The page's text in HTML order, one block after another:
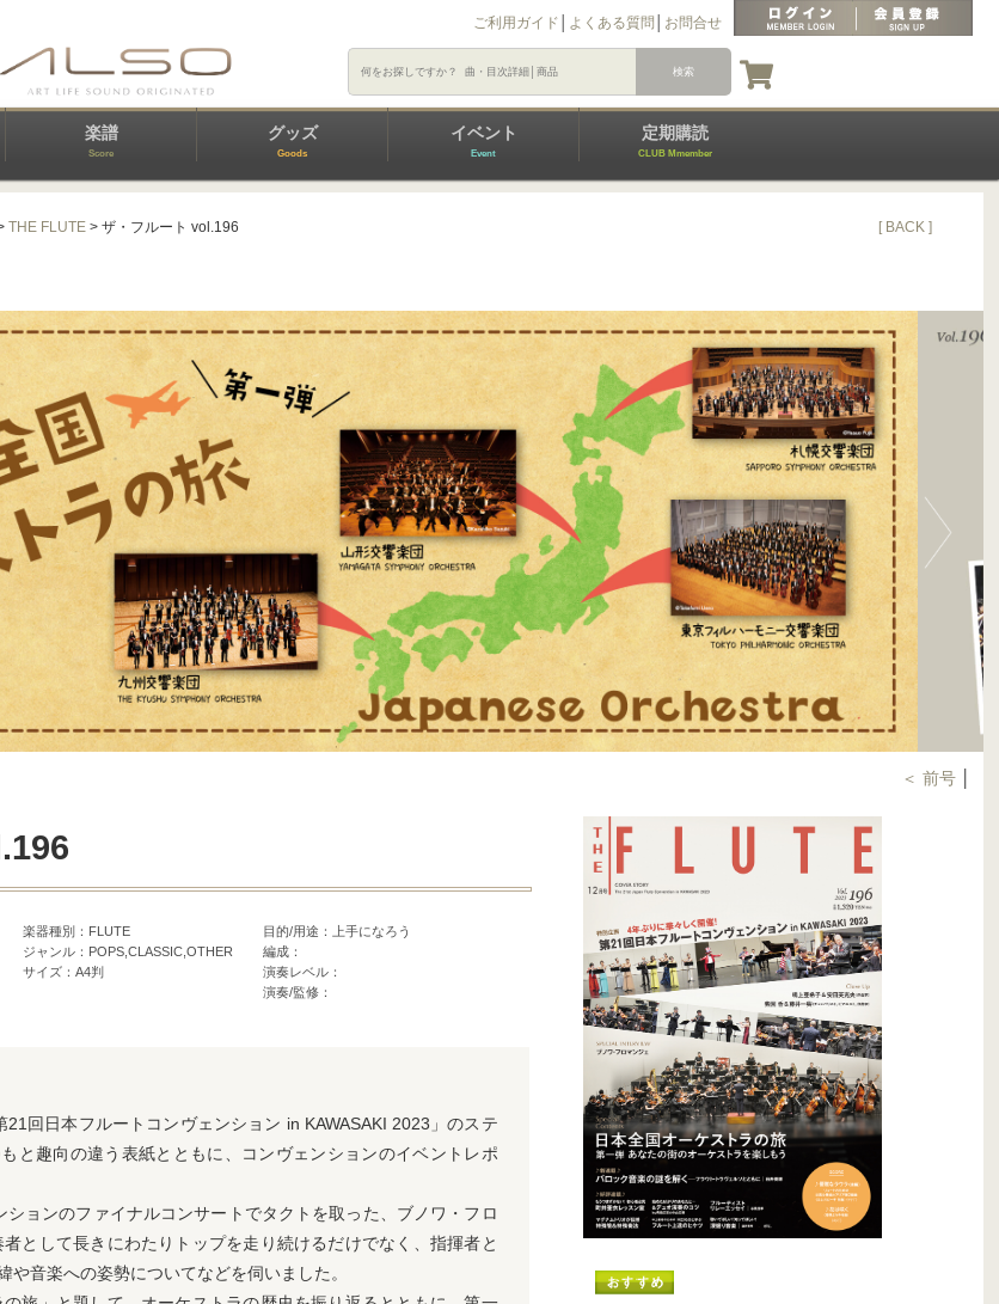
ご利用ガイド よくある質問 お問合せ
楽譜
Score
グッズ
Goods
イベント
Event
定期購読
CLUB Mmember
THE FLUTE > ザ・フルート vol.196 [ BACK ]
＜ 前号
楽器種別：FLUTE
ジャンル：POPS,CLASSIC,OTHER
サイズ：A4判
目的/用途：上手になろう
編成：
演奏レベル：
演奏/監修：
回日本フルートコンヴェンション in KAWASAKI 2023」のステ
と趣向の違う表紙とともに、コンヴェンションのイベントレポ
ョンのファイナルコンサートでタクトを取った、ブノワ・フロ
として長きにわたりトップを走り続けるだけでなく、指揮者と
や音楽への姿勢についてなどを伺いました。